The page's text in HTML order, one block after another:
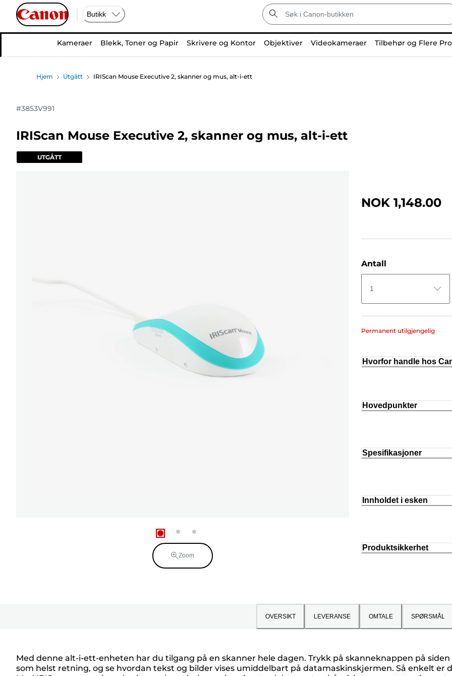
Butikk
Kameraer Blekk, Toner og Papir Skrivere og Kontor Objektiver Videokameraer Tilbehør og Flere
Hjem Utgått IRIScan Mouse Executive 2, skanner og mus, alt-i-ett
#3853V991
IRIScan Mouse Executive 2, skanner og mus, alt-i-ett
UTGÅTT
Zoom
NOK 1,148.00
Antall
1
Permanent utilgjengelig
Hvorfor handle hos
Hovedpunkter
Spesifikasjoner
Innholdet i esken
Produktsikkerhet
OVERSIKT LEVERANSE OMTALE SPØRSMÅL
Med denne alt-i-ett-enheten har du tilgang på en skanner hele dagen. Trykk på skanneknappen på
som helst retning, og se hvordan tekst og bilder vises umiddelbart på datamaskinskjermen. Så enkelt er